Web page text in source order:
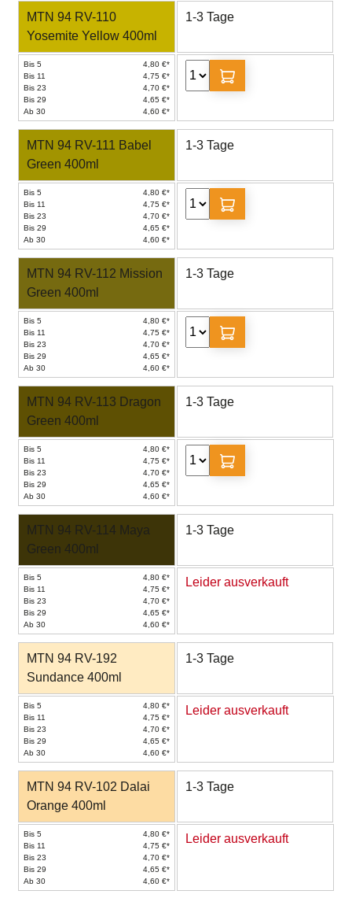
MTN 94 RV-110
Yosemite Yellow 400ml
1-3 Tage
Bis 5
4,80 €*
Bis 11
4,75 €*
Bis 23
4,70 €*
Bis 29
4,65 €*
Ab 30
4,60 €*
MTN 94 RV-111 Babel
Green 400ml
1-3 Tage
Bis 5
4,80 €*
Bis 11
4,75 €*
Bis 23
4,70 €*
Bis 29
4,65 €*
Ab 30
4,60 €*
MTN 94 RV-112 Mission
Green 400ml
1-3 Tage
Bis 5
4,80 €*
Bis 11
4,75 €*
Bis 23
4,70 €*
Bis 29
4,65 €*
Ab 30
4,60 €*
MTN 94 RV-113 Dragon
Green 400ml
1-3 Tage
Bis 5
4,80 €*
Bis 11
4,75 €*
Bis 23
4,70 €*
Bis 29
4,65 €*
Ab 30
4,60 €*
MTN 94 RV-114 Maya
Green 400ml
1-3 Tage
Bis 5
4,80 €*
Bis 11
4,75 €*
Bis 23
4,70 €*
Bis 29
4,65 €*
Ab 30
4,60 €*
Leider ausverkauft
MTN 94 RV-192
Sundance 400ml
1-3 Tage
Bis 5
4,80 €*
Bis 11
4,75 €*
Bis 23
4,70 €*
Bis 29
4,65 €*
Ab 30
4,60 €*
Leider ausverkauft
MTN 94 RV-102 Dalai
Orange 400ml
1-3 Tage
Bis 5
4,80 €*
Bis 11
4,75 €*
Bis 23
4,70 €*
Bis 29
4,65 €*
Ab 30
4,60 €*
Leider ausverkauft